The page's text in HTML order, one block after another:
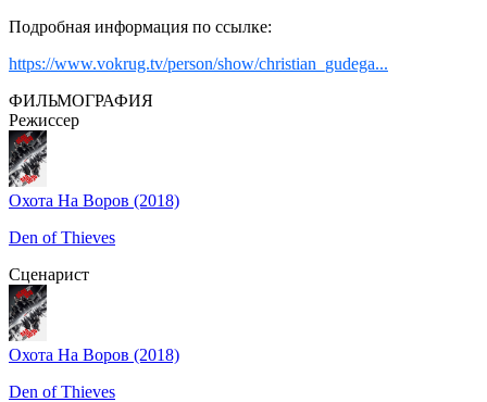
Подробная информация по ссылке:
https://www.vokrug.tv/person/show/christian_gudega...
ФИЛЬМОГРАФИЯ
Режиссер
Охота На Воров (2018)
Den of Thieves
Сценарист
Охота На Воров (2018)
Den of Thieves